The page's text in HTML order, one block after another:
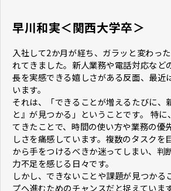
早川和実＜関西大学卒＞
入社して2か月が経ち、ガラッと変わっ
れてきました。新人業務や電話対応など
長を実感できる嬉しさがある反面、最近
います。
それは、「できることが増えるたびに、
と』が見つかる」ということです。 特
てきたことで、時間の使い方や業務の優
しさを痛感しています。複数のタスクを
から手をつけるべきか迷ってしまい、判
力不足を感じる日々です。
しかし、できないことや課題が見つかる
プへ進むためのチャンスだと捉えていま